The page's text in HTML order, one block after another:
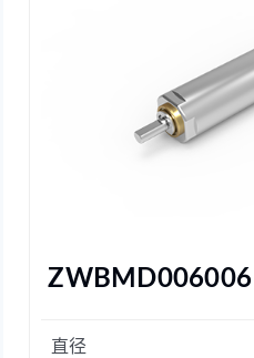
ZWBMD006006
直径